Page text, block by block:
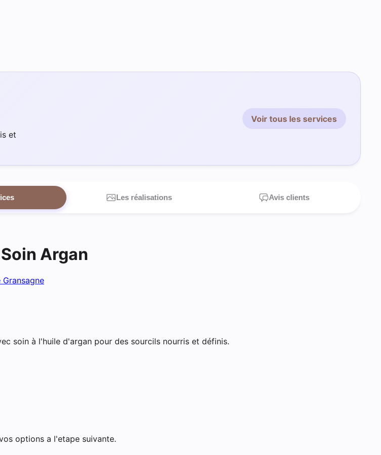
et
Voir tous les services
de cils) à Vitry-sur-Seine
Les réalisations Avis clients
Argan
soin à l'huile d'argan pour des sourcils nourris et définis.
options a l'etape suivante.